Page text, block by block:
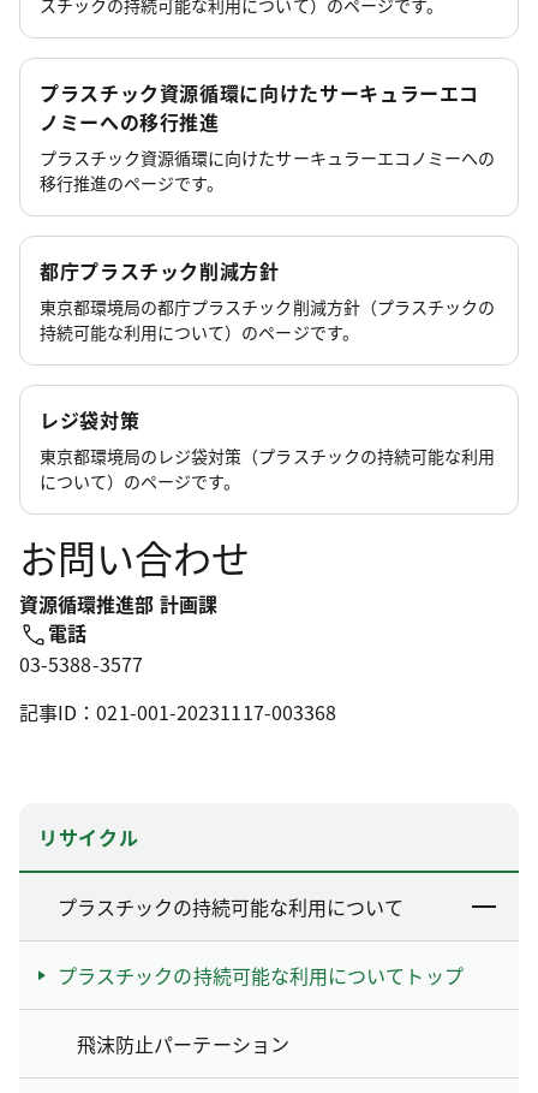
プラスチック資源循環に向けたサーキュラーエコ
ノミーへの移行推進
プラスチック資源循環に向けたサーキュラーエコノミーへの
移行推進のページです。
都庁プラスチック削減方針
東京都環境局の都庁プラスチック削減方針（プラスチックの
持続可能な利用について）のページです。
レジ袋対策
東京都環境局のレジ袋対策（プラスチックの持続可能な利用
について）のページです。
お問い合わせ
資源循環推進部 計画課
電話
03-5388-3577
記事ID：021-001-20231117-003368
リサイクル
プラスチックの持続可能な利用について
プラスチックの持続可能な利用についてトップ
飛沫防止パーテーション